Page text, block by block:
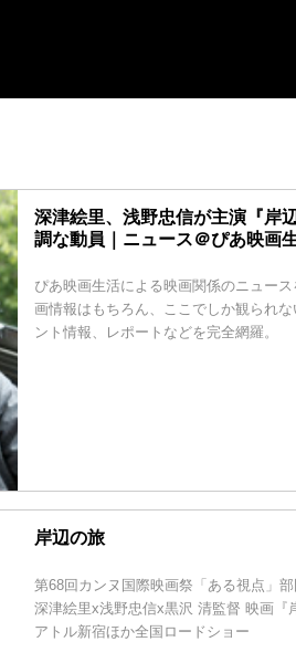
深津絵里、浅野忠信が主演『岸
調な動員｜ニュース＠ぴあ映画
ぴあ映画生活による映画関係のニュー
画情報はもちろん、ここでしか観られ
ント情報、レポートなどを完全網羅。
岸辺の旅
第68回カンヌ国際映画祭「ある視点」部
深津絵里x浅野忠信x黒沢 清監督 映画『
アトル新宿ほか全国ロードショー